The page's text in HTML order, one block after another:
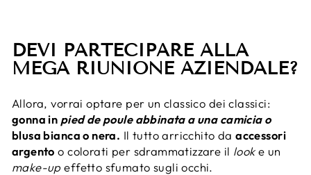
DEVI PARTECIPARE ALLA
MEGA RIUNIONE AZIENDALE?
Allora, vorrai optare per un classico dei classici:
gonna in pied de poule abbinata a una camicia o
blusa bianca o nera. Il tutto arricchito daaccessori
argento o colorati per sdrammatizzare il looke un
make-up effetto sfumato sugli occhi.